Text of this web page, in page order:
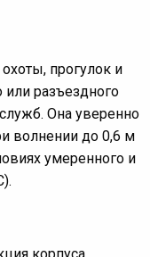
прогулок и
или разъездного
Она уверенно
волнении до 0,6 м
умеренного и